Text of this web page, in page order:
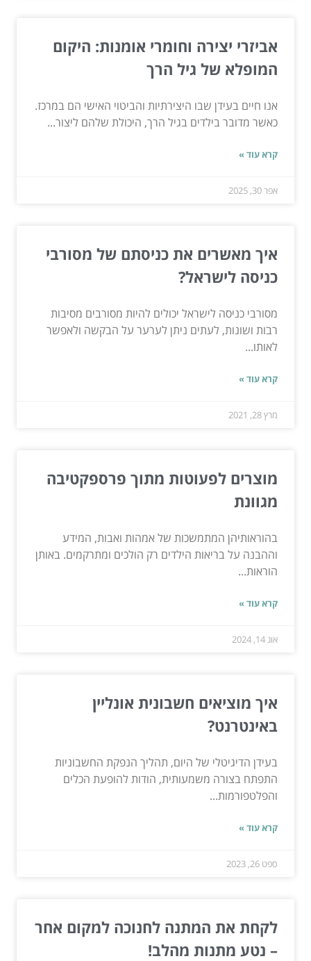
אביזרי יצירה וחומרי אומנות: היקום
המופלא של גיל הרך
אנו חיים בעידן שבו היצירתיות והביטוי האישי הם במרכז.
כאשר מדובר בילדים בגיל הרך, היכולת שלהם ליצור...
קרא עוד »
אפר 30, 2025
איך מאשרים את כניסתם של מסורבי
כניסה לישראל?
מסורבי כניסה לישראל יכולים להיות מסורבים מסיבות
רבות ושונות, לעתים ניתן לערער על הבקשה ולאפשר
לאותו...
קרא עוד »
מרץ 28, 2021
מוצרים לפעוטות מתוך פרספקטיבה
מגוונת
בהוראותיהן המתמשכות של אמהות ואבות, המידע
וההבנה על בריאות הילדים רק הולכים ומתרקמים. באותן
הוראות...
קרא עוד »
אוג 14, 2024
איך מוציאים חשבונית אונליין
באינטרנט?
בעידן הדיגיטלי של היום, תהליך הנפקת החשבוניות
התפתח בצורה משמעותית, הודות להופעת הכלים
והפלטפורמות...
קרא עוד »
ספט 26, 2023
לקחת את המתנה לחנוכה למקום אחר
– נטע מתנות מהלב!